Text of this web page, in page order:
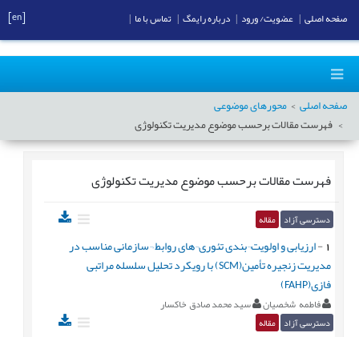
صفحه اصلی
محورهای موضوعی
فهرست مقالات برحسب موضوعمدیریت تکنولوژی
فهرست مقالات برحسب موضوعمدیریت تکنولوژی
دسترسی آزاد مقاله
-ارزیابی و اولویت¬بندی تئوری¬های روابط ¬سازمانی مناسب در
مدیریت زنجیره تأمین(SCM) با رویکرد تحلیل سلسله مراتبی
فازی(FAHP)
فاطمه شخصیان سید محمد صادق خاکسار
دسترسی آزاد مقاله
صفحه اصلی عضویت/ ورود درباره رایمگ تماس با ما